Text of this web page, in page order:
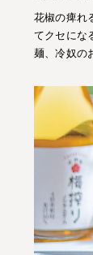
花椒の痺れ
てクセにな
麺、冷奴の